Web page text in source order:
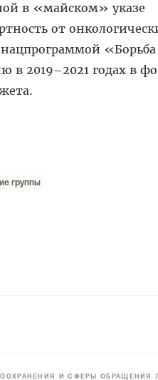
в «майском» указе
от
«Борьба
в 2019–2021 годах в
группы
И СФЕРЫ